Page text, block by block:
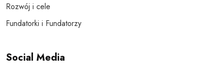
Rozwój i cele
Fundatorki i Fundatorzy
Social Media